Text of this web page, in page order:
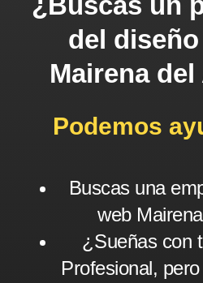
del
Mairena
Podemos
Buscas una
web
¿Sueñas con
Profesional,